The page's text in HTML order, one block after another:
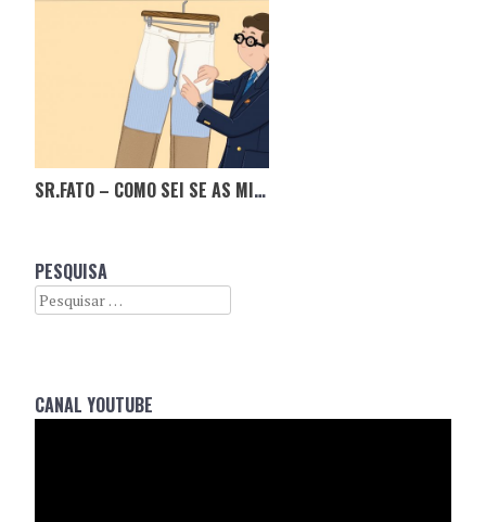
SR.FATO – COMO SEI SE AS MINHAS CALÇAS SÃO DE QUALIDADE?
PESQUISA
Search
CANAL YOUTUBE